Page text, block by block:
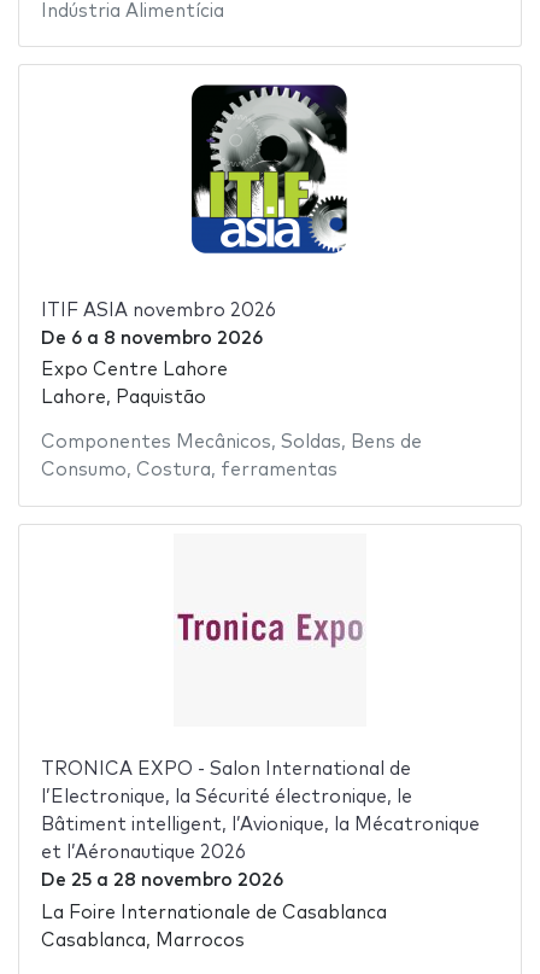
Indústria Alimentícia
ITIF ASIA novembro 2026
De 6a 8 novembro 2026
Expo Centre Lahore
Lahore, Paquistão
Componentes Mecânicos, Soldas, Bens de
Consumo, Costura, ferramentas
TRONICA EXPO - Salon International de
l’Electronique, la Sécurité électronique, le
Bâtiment intelligent, l’Avionique, la Mécatronique
et l’Aéronautique 2026
De 25a 28 novembro 2026
La Foire Internationale de Casablanca
Casablanca, Marrocos